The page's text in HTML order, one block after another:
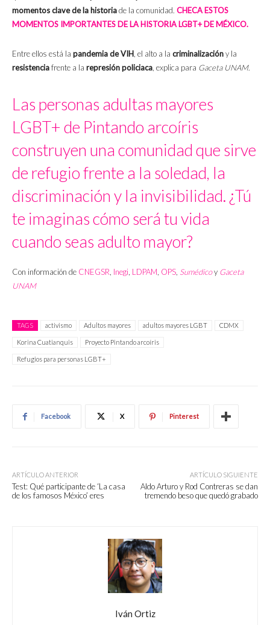
momentos clave de la historiade la comunidad. CHECA ESTOS
MOMENTOS IMPORTANTES DE LA HISTORIA LGBT+ DE MÉXICO.
Entre ellos está la pandemia de VIH, el alto a la criminalizacióny la
resistenciafrente a la represión policiaca, explica para Gaceta UNAM.
Las personas adultas mayores
LGBT+ de Pintando arcoíris
construyen una comunidad que sirve
de refugio frente a la soledad, la
discriminación y la invisibilidad. ¿Tú
te imaginas cómo será tu vida
cuando seas adulto mayor?
Con información de CNEGSR, Inegi, LDPAM, OPS, Sumédicoy Gaceta
UNAM
TAGS activismo Adultos mayores adultos mayores LGBT CDMX
Korina Cuatianquis Proyecto Pintando arcoíris
Refugios para personas LGBT+
Facebook X Pinterest
ARTÍCULO ANTERIOR
Test: Qué participante de ‘La casa
de los famosos México’ eres
ARTÍCULO SIGUIENTE
Aldo Arturo y Rod Contreras se dan
tremendo beso que quedó grabado
Iván Ortiz